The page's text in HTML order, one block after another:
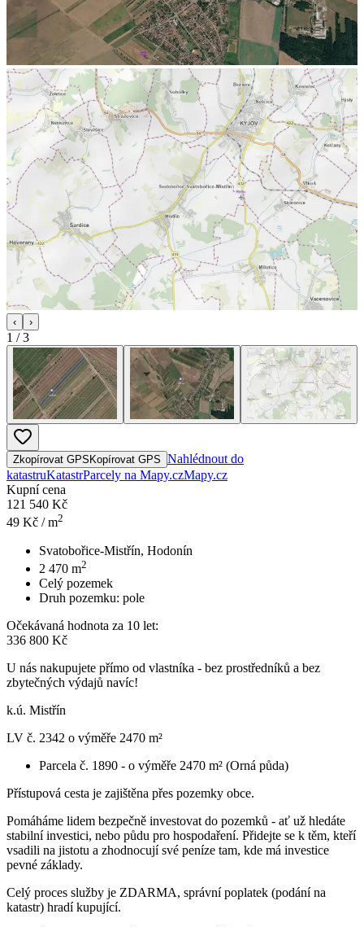
‹ ›
1 /3
Zkopírovat GPS Kopírovat GPS Nahlédnout do
katastruKatastrParcely na Mapy.czMapy.cz
Kupní cena
121 540 Kč
49 Kč / m2
Svatobořice-Mistřín, Hodonín
2 470 m2
Celý pozemek
Druh pozemku: pole
Očekávaná hodnota za 10 let:
336 800 Kč
U nás nakupujete přímo od vlastníka - bez prostředníků a bez
zbytečných výdajů navíc!
k.ú. Mistřín
LV č. 2342 o výměře 2470 m²
Parcela č. 1890 - o výměře 2470 m² (Orná půda)
Přístupová cesta je zajištěna přes pozemky obce.
Pomáháme lidem bezpečně investovat do pozemků - ať už hledáte
stabilní investici, nebo půdu pro hospodaření. Přidejte se k těm, kteří
vsadili na jistotu a zhodnocují své peníze tam, kde má investice
pevné základy.
Celý proces služby je ZDARMA, správní poplatek (podání na
katastr) hradí kupující.